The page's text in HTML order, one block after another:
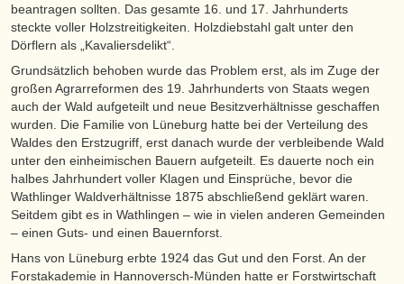
beantragen sollten. Das gesamte 16. und 17. Jahrhunderts
steckte voller Holzstreitigkeiten. Holzdiebstahl galt unter den
Dörflern als „Kavaliersdelikt“.
Grundsätzlich behoben wurde das Problem erst, als im Zuge der
großen Agrarreformen des 19. Jahrhunderts von Staats wegen
auch der Wald aufgeteilt und neue Besitzverhältnisse geschaffen
wurden. Die Familie von Lüneburg hatte bei der Verteilung des
Waldes den Erstzugriff, erst danach wurde der verbleibende Wald
unter den einheimischen Bauern aufgeteilt. Es dauerte noch ein
halbes Jahrhundert voller Klagen und Einsprüche, bevor die
Wathlinger Waldverhältnisse 1875 abschließend geklärt waren.
Seitdem gibt es in Wathlingen – wie in vielen anderen Gemeinden
– einen Guts- und einen Bauernforst.
Hans von Lüneburg erbte 1924 das Gut und den Forst. An der
Forstakademie in Hannoversch-Münden hatte er Forstwirtschaft